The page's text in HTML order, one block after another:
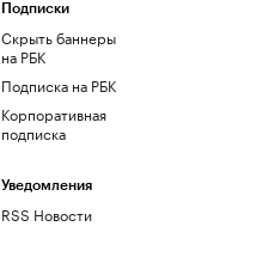
Подписки
Скрыть баннеры
на РБК
Подписка на РБК
Корпоративная
подписка
Уведомления
RSS Новости